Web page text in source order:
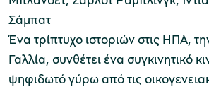
Σάμπατ
Ένα τρίπτυχο ιστοριών στις ΗΠΑ,
Γαλλία, συνθέτει ένα συγκινητικό
ψηφιδωτό γύρω από τις